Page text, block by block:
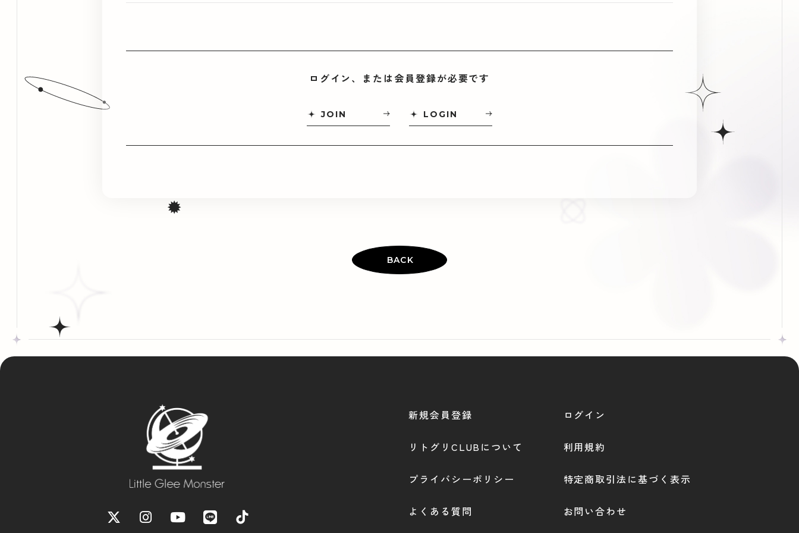
ログイン、または会員登録が必要です
JOIN LOGIN
BACK
新規会員登録 ログイン
リトグリCLUBについて 利用規約
プライバシーポリシー 特定商取引法に基づく表示
よくある質問 お問い合わせ